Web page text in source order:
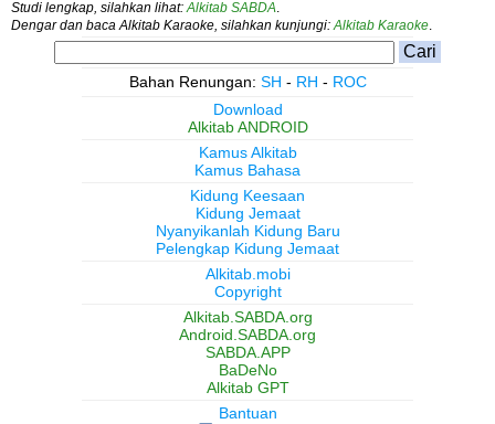
Studi lengkap, silahkan lihat: Alkitab SABDA
Dengar dan baca Alkitab Karaoke, silahkan kunjungi: Alkitab Karaoke
Bahan Renungan: SH - RH - ROC
Download
Alkitab ANDROID
Kamus Alkitab
Kamus Bahasa
Kidung Keesaan
Kidung Jemaat
Nyanyikanlah Kidung Baru
Pelengkap Kidung Jemaat
Alkitab.mobi
Copyright
Alkitab.SABDA.org
Android.SABDA.org
SABDA.APP
BaDeNo
Alkitab GPT
Bantuan